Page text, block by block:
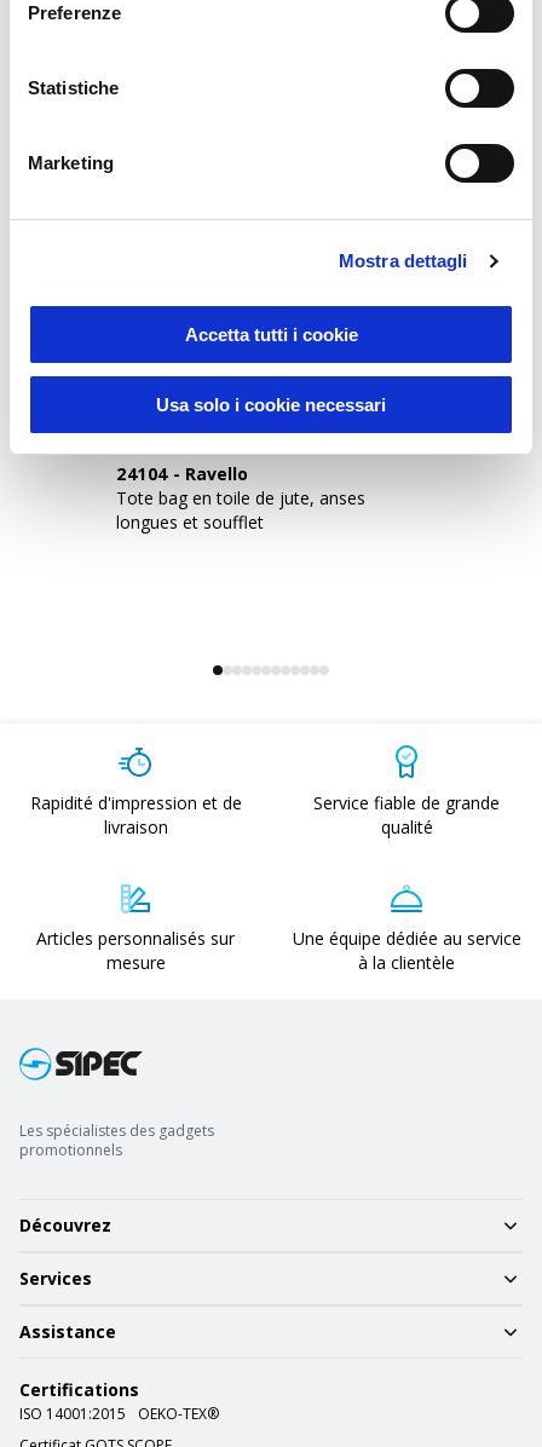
Preferenze
Statistiche
Marketing
Mostra dettagli
Accetta tutti i cookie
Usa solo i cookie necessari
Vous pourriez également être
Sustainable Living
24104 - Ravello
Tote bag en toile de jute, anses
longues et soufflet
Rapidité d'impression et de
livraison
Service fiable de grande
qualité
Articles personnalisés sur
mesure
Une équipe dédiée au service
à la clientèle
Les spécialistes des gadgets
promotionnels
Découvrez
Services
Assistance
Certifications
ISO 14001:2015
OEKO-TEX®